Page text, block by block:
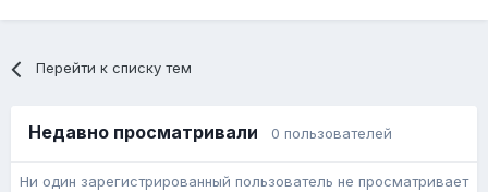
Перейти к списку тем
Недавно просматривали 0 пользователей
Ни один зарегистрированный пользователь не просматривает